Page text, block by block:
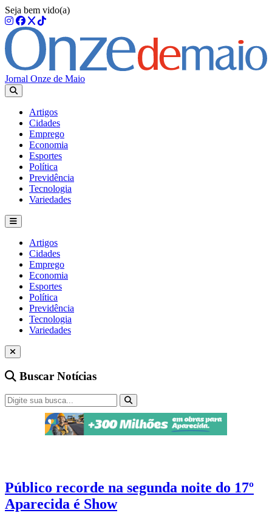
Seja bem vido(a)
Jornal Onze de Maio
Artigos
Cidades
Emprego
Economia
Esportes
Política
Previdência
Tecnologia
Variedades
Artigos
Cidades
Emprego
Economia
Esportes
Política
Previdência
Tecnologia
Variedades
Buscar Notícias
Público recorde na segunda noite do 17º
Aparecida é Show